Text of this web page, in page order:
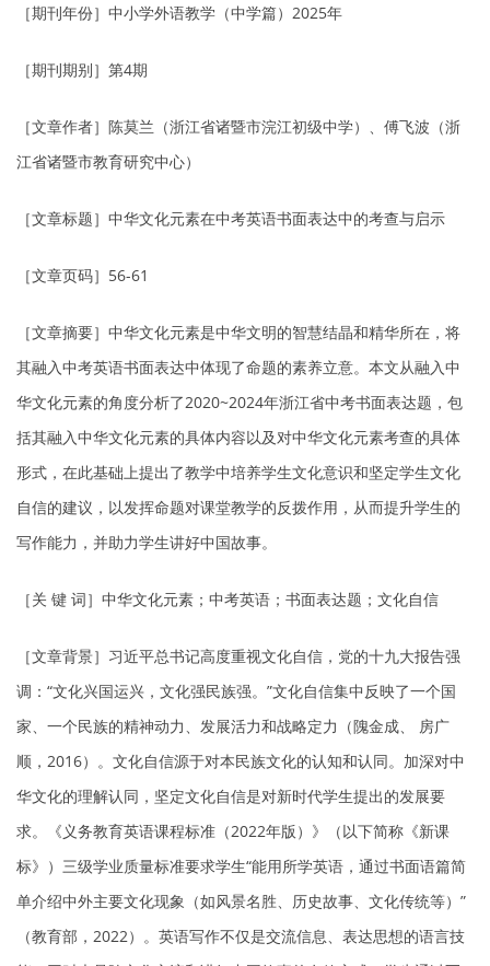
［期刊年份］中小学外语教学（中学篇）2025年
［期刊期别］第4期
［文章作者］陈莫兰（浙江省诸暨市浣江初级中学）、傅飞波（浙
江省诸暨市教育研究中心）
［文章标题］中华文化元素在中考英语书面表达中的考查与启示
［文章页码］56-61
［文章摘要］中华文化元素是中华文明的智慧结晶和精华所在，将
其融入中考英语书面表达中体现了命题的素养立意。本文从融入中
华文化元素的角度分析了2020~2024年浙江省中考书面表达题，包
括其融入中华文化元素的具体内容以及对中华文化元素考查的具体
形式，在此基础上提出了教学中培养学生文化意识和坚定学生文化
自信的建议，以发挥命题对课堂教学的反拨作用，从而提升学生的
写作能力，并助力学生讲好中国故事。
［关 键 词］中华文化元素；中考英语；书面表达题；文化自信
［文章背景］习近平总书记高度重视文化自信，党的十九大报告强
调：“文化兴国运兴，文化强民族强。”文化自信集中反映了一个国
家、一个民族的精神动力、发展活力和战略定力（隗金成、 房广
顺，2016）。文化自信源于对本民族文化的认知和认同。加深对中
华文化的理解认同，坚定文化自信是对新时代学生提出的发展要
求。《义务教育英语课程标准（2022年版）》（以下简称《新课
标》）三级学业质量标准要求学生“能用所学英语，通过书面语篇简
单介绍中外主要文化现象（如风景名胜、历史故事、文化传统等）”
（教育部，2022）。英语写作不仅是交流信息、表达思想的语言技